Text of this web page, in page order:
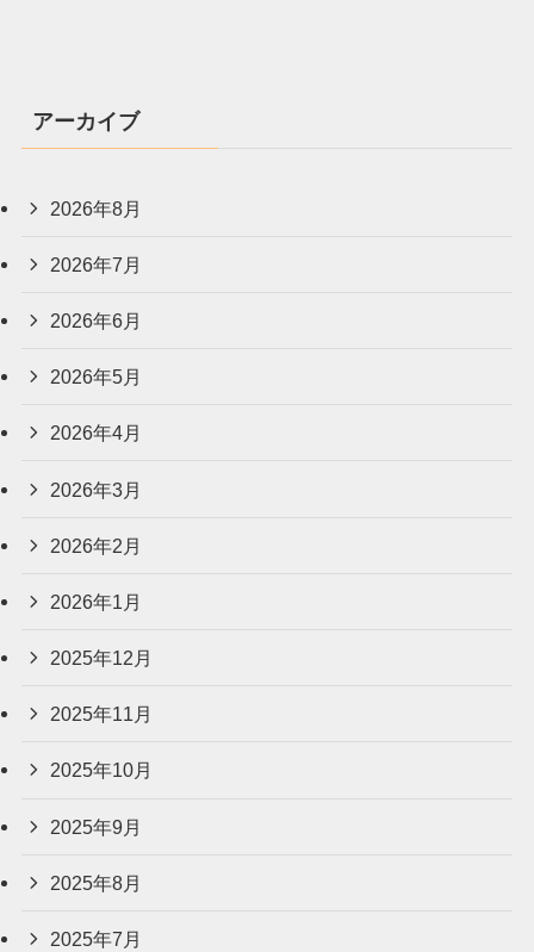
アーカイブ
2026年8月
2026年7月
2026年6月
2026年5月
2026年4月
2026年3月
2026年2月
2026年1月
2025年12月
2025年11月
2025年10月
2025年9月
2025年8月
2025年7月